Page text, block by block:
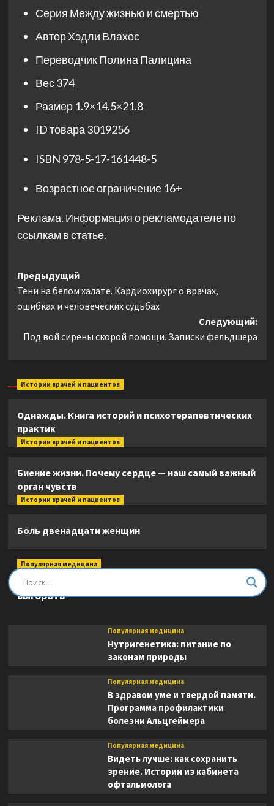
Серия Между жизнью и смертью
АвторХэдли Влахос
ПереводчикПолина Палицина
Вес374
Размер 1.9×14.5×21.8
ID товара 3019256
ISBN 978-5-17-161448-5
Возрастное ограничение 16+
Реклама. Информация о рекламодателе по
ссылкам в статье.
Навигация
записи
Предыдущий
Тени на белом халате. Кардиохирург о врачах,
ошибках и человеческих судьбах
Следующий:
Под вой сирены скорой помощи. Записки фельдшера
Истории врачей и пациентов
Однажды. Книга историй и психотерапевтических
практик
Истории врачей и пациентов
Биение жизни. Почему сердце — наш самый важный
орган чувств
Истории врачей и пациентов
Боль двенадцати женщин
Популярная медицина
Быть врачом. Как помогать, развиваться и не
выгорать
Популярная медицина
Нутригенетика: питание по
законам природы
Популярная медицина
В здравом уме и твердой памяти.
Программа профилактики
болезни Альцгеймера
Популярная медицина
Видеть лучше: как сохранить
зрение. Истории из кабинета
офтальмолога